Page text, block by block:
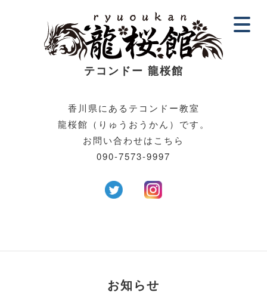
テコンドー 龍桜館
香川県にあるテコンドー教室
龍桜館（りゅうおうかん）です。
お問い合わせはこちら
090-7573-9997
お知らせ